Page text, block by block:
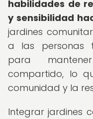
habilidades de
y sensibilidad
jardines
a las personas
para
compartido, lo
comunidad y la
Integrar jardines